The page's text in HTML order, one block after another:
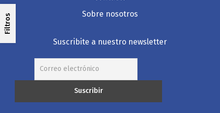
Filtros
Sobre nosotros
Suscribite a nuestro newsletter